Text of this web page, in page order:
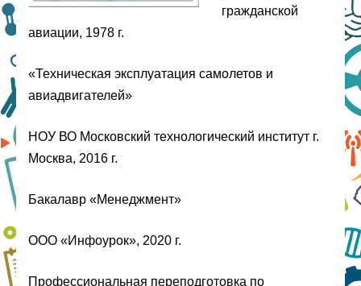
гражданской
авиации, 1978 г.
«Техническая эксплуатация самолетов и
авиадвигателей»
НОУ ВО Московский технологический институт г.
Москва, 2016 г.
Бакалавр «Менеджмент»
ООО «Инфоурок», 2020 г.
Профессиональная переподготовка по